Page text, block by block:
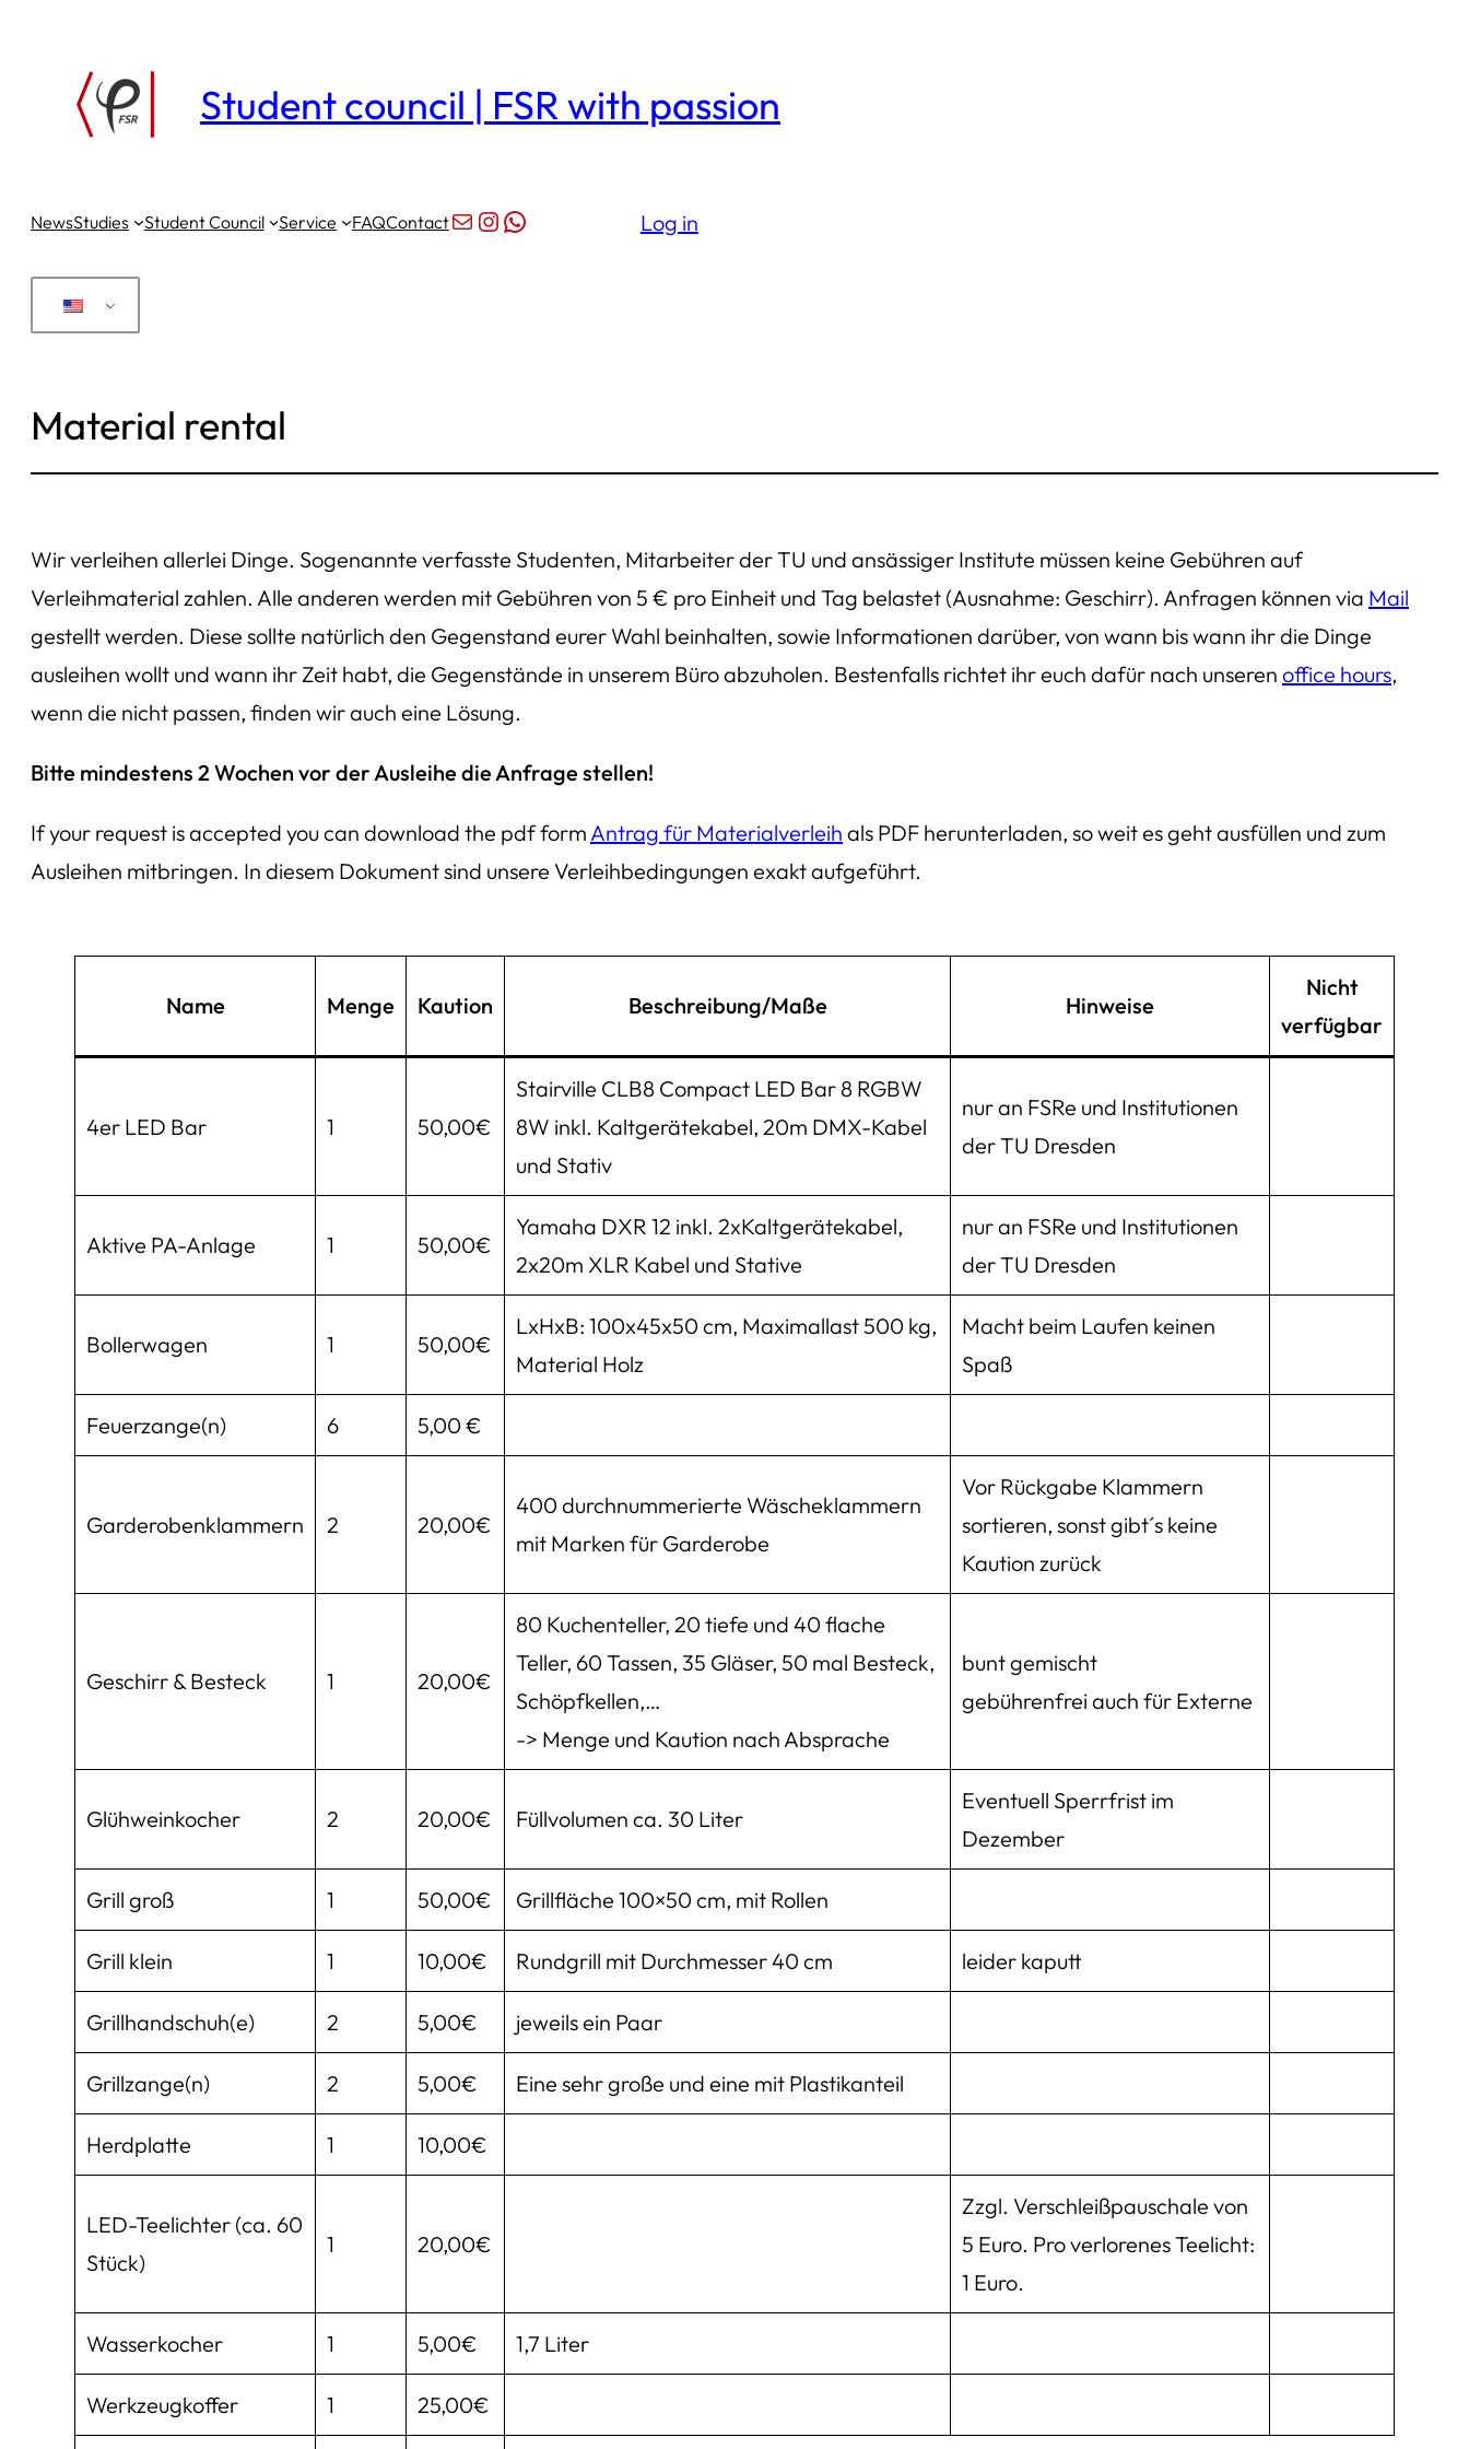
content
Student council | FSR with passion
NewsStudies Student Council Service FAQContactMailInstagram
WhatsApp Log in
Material rental
Wir verleihen allerlei Dinge. Sogenannte verfasste Studenten, Mitarbeiter der TU und ansässiger Institute müssen keine Gebühren auf
Verleihmaterial zahlen. Alle anderen werden mit Gebühren von 5 € pro Einheit und Tag belastet (Ausnahme: Geschirr). Anfragen können via Mail
gestellt werden. Diese sollte natürlich den Gegenstand eurer Wahl beinhalten, sowie Informationen darüber, von wann bis wann ihr die Dinge
ausleihen wollt und wann ihr Zeit habt, die Gegenstände in unserem Büro abzuholen. Bestenfalls richtet ihr euch dafür nach unseren office hours,
wenn die nicht passen, finden wir auch eine Lösung.
Bitte mindestens 2 Wochen vor der Ausleihe die Anfrage stellen!
If your request is accepted you can download the pdf form Antrag für Materialverleih als PDF herunterladen, so weit es geht ausfüllen und zum
Ausleihen mitbringen. In diesem Dokument sind unsere Verleihbedingungen exakt aufgeführt.
Name Menge Kaution Beschreibung/Maße Hinweise
Nicht
verfügbar
4er LED Bar 1 50,00€
Stairville CLB8 Compact LED Bar 8 RGBW
8W inkl. Kaltgerätekabel, 20m DMX-Kabel
und Stativ
nur an FSRe und Institutionen
der TU Dresden
Aktive PA-Anlage 1 50,00€
Yamaha DXR 12 inkl. 2xKaltgerätekabel,
2x20m XLR Kabel und Stative
nur an FSRe und Institutionen
der TU Dresden
Bollerwagen 1 50,00€
LxHxB: 100x45x50 cm, Maximallast 500 kg,
Material Holz
Macht beim Laufen keinen
Spaß
Feuerzange(n) 6 5,00 €
Garderobenklammern 2 20,00€
400 durchnummerierte Wäscheklammern
mit Marken für Garderobe
Vor Rückgabe Klammern
sortieren, sonst gibt´s keine
Kaution zurück
Geschirr & Besteck 1 20,00€
80 Kuchenteller, 20 tiefe und 40 flache
Teller, 60 Tassen, 35 Gläser, 50 mal Besteck,
Schöpfkellen,…
-> Menge und Kaution nach Absprache
bunt gemischt
gebührenfrei auch für Externe
Glühweinkocher 2 20,00€ Füllvolumen ca. 30 Liter
Eventuell Sperrfrist im
Dezember
Grill groß 1 50,00€ Grillfläche 100×50 cm, mit Rollen
Grill klein 1 10,00€ Rundgrill mit Durchmesser 40 cm leider kaputt
Grillhandschuh(e) 2 5,00€ jeweils ein Paar
Grillzange(n) 2 5,00€ Eine sehr große und eine mit Plastikanteil
Herdplatte 1 10,00€
LED-Teelichter (ca. 60
Stück)
1 20,00€
Zzgl. Verschleißpauschale von
5 Euro. Pro verlorenes Teelicht:
1 Euro.
Wasserkocher 1 5,00€ 1,7 Liter
Werkzeugkoffer 1 25,00€